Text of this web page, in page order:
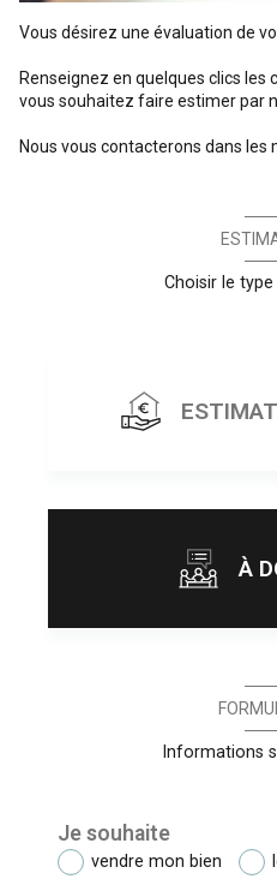
Vous désirez une évaluation de
Renseignez en quelques clics les
vous souhaitez faire estimer par
Nous vous contacterons dans les
Choisir le
À
J'obtiens une
Informations
Je souhaite
vendre mon bien